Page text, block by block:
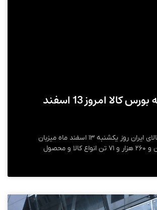
جدول عرضه بورس کالا امروز 13 اسفند
تالارهای بورس کالای ایران روز یکشنبه ۱۳ اسفند ماه میزبان
عرضه یک میلیون و ۲۶۰ هزار و ۷۱ تن انواع کالا و محصول